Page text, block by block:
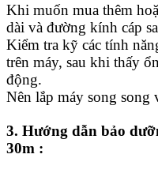
Khi muốn mua thêm
dài và đường kính cáp
Kiểm tra kỹ các tính
trên máy, sau khi thấy
động.
Nên lắp máy song song
3. Hướng dẫn bảo
30m :